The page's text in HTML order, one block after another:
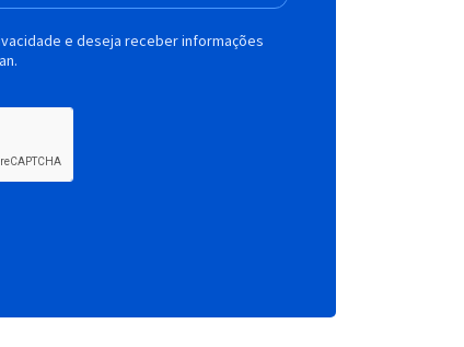
e deseja receber informações